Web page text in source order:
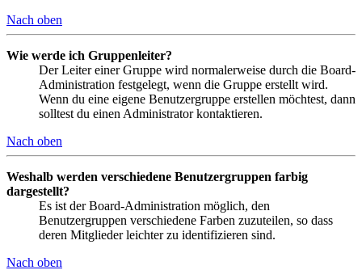
Nach oben
Wie werde ich Gruppenleiter?
Der Leiter einer Gruppe wird normalerweise durch die Board-
Administration festgelegt, wenn die Gruppe erstellt wird.
Wenn du eine eigene Benutzergruppe erstellen möchtest, dann
solltest du einen Administrator kontaktieren.
Nach oben
Weshalb werden verschiedene Benutzergruppen farbig
dargestellt?
Es ist der Board-Administration möglich, den
Benutzergruppen verschiedene Farben zuzuteilen, so dass
deren Mitglieder leichter zu identifizieren sind.
Nach oben